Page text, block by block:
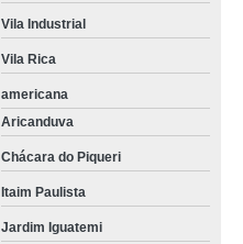
Vila Industrial
Vila Rica
americana
Aricanduva
Chácara do Piqueri
Itaim Paulista
Jardim Iguatemi